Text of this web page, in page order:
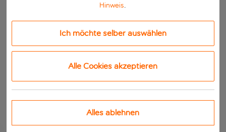
Hinweis.
Ich möchte selber auswählen
Alle Cookies akzeptieren
Alles ablehnen